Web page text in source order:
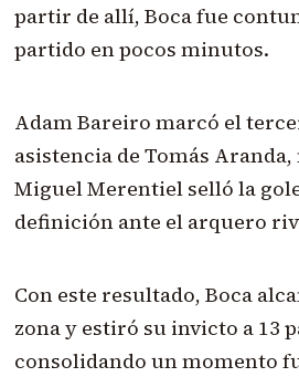
partir de allí, Boca fue
partido en pocos minutos.
Adam Bareiro marcó el
asistencia de Tomás
Miguel Merentiel selló la
definición ante el arquero
Con este resultado, Boca
zona y estiró su invicto a 13
consolidando un momento